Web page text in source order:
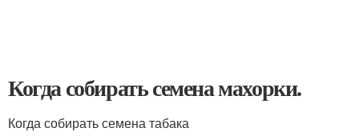
Когда собирать семена махорки.
Когда собирать семена табака